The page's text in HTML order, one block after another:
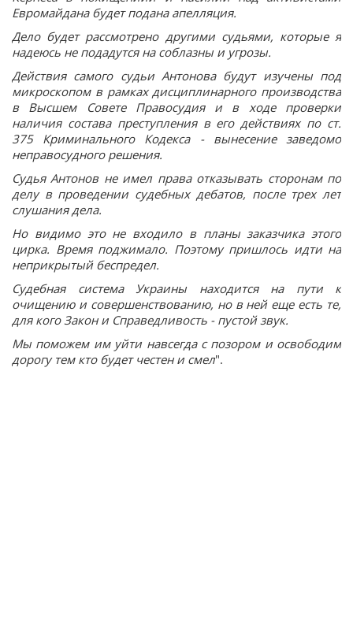
Евромайдана будет подана апелляция.
Дело будет рассмотрено другими судьями, которые я
надеюсь не подадутся на соблазны и угрозы.
Действия самого судьи Антонова будут изучены под
микроскопом в рамках дисциплинарного производства
в Высшем Совете Правосудия и в ходе проверки
наличия состава преступления в его действиях по ст.
375 Криминального Кодекса - вынесение заведомо
неправосудного решения.
Судья Антонов не имел права отказывать сторонам по
делу в проведении судебных дебатов, после трех лет
слушания дела.
Но видимо это не входило в планы заказчика этого
цирка. Время поджимало. Поэтому пришлось идти на
неприкрытый беспредел.
Судебная система Украины находится на пути к
очищению и совершенствованию, но в ней еще есть те,
для кого Закон и Справедливость - пустой звук.
Мы поможем им уйти навсегда с позором и освободим
дорогу тем кто будет честен и смел".